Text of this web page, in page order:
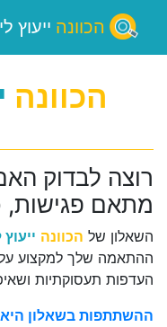
הכוונה ייעוץ
הכוונה
רוצה לבדוק
מתאם פגישות,
השאלון של הכוונה
ההתאמה שלך למקצוע
העדפות תעסוקתיות
ההשתתפות בשאלון היא